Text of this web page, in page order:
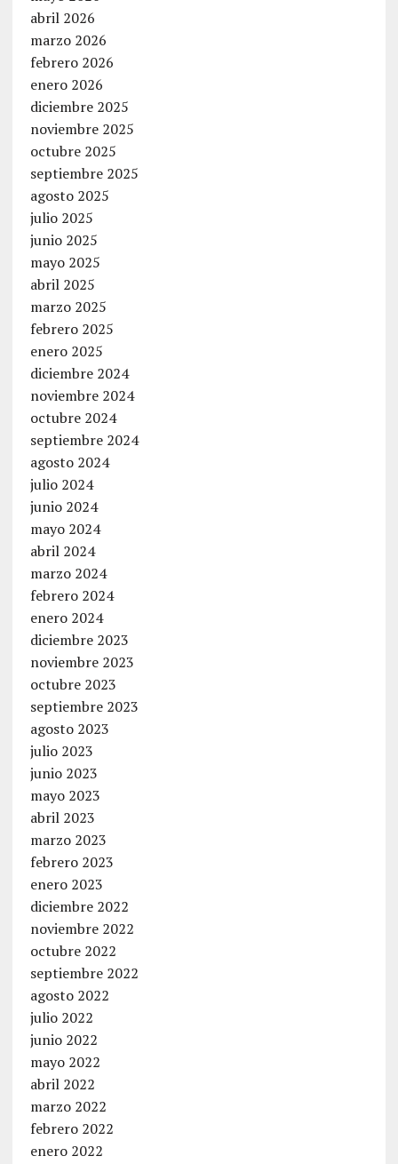
abril 2026
marzo 2026
febrero 2026
enero 2026
diciembre 2025
noviembre 2025
octubre 2025
septiembre 2025
agosto 2025
julio 2025
junio 2025
mayo 2025
abril 2025
marzo 2025
febrero 2025
enero 2025
diciembre 2024
noviembre 2024
octubre 2024
septiembre 2024
agosto 2024
julio 2024
junio 2024
mayo 2024
abril 2024
marzo 2024
febrero 2024
enero 2024
diciembre 2023
noviembre 2023
octubre 2023
septiembre 2023
agosto 2023
julio 2023
junio 2023
mayo 2023
abril 2023
marzo 2023
febrero 2023
enero 2023
diciembre 2022
noviembre 2022
octubre 2022
septiembre 2022
agosto 2022
julio 2022
junio 2022
mayo 2022
abril 2022
marzo 2022
febrero 2022
enero 2022